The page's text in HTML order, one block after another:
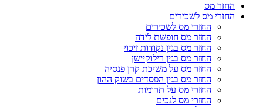
החזר מס
החזרי מס לשכירים
החזרי מס לשכירים
החזר מס חופשת לידה
החזר מס בגין נקודות זיכוי
החזר מס בגין רילוקיישן
החזר מס על משיכת קרן פנסיה
החזר מס בגין הפסדים בשוק ההון
החזרי מס על תרומות
החזרי מס לנכים